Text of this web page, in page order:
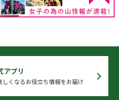
アプリ
しくなるお役立ち情報をお届け